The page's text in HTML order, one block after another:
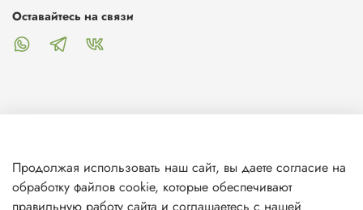
Клиентам
Оставайтесь на связи
Продолжая использовать наш сайт, вы даете согласие на
обработку файлов cookie, которые обеспечивают